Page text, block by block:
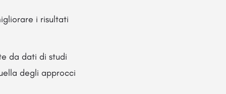
i risultati
da dati di studi
degli approcci